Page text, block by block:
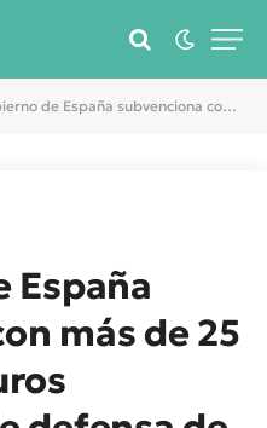
con más de 25 millones de euros actuaciones de defensa de los derechos humanos y que favorecen la convivencia y cohesión social
España
más de 25